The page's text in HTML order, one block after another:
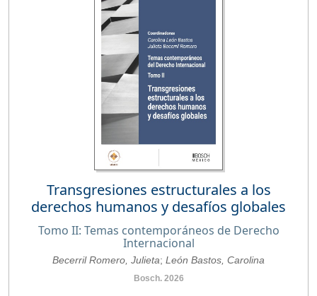
Transgresiones estructurales a los
derechos humanos y desafíos globales
Tomo II: Temas contemporáneos de Derecho
Internacional
Becerril Romero, Julieta; León Bastos, Carolina
Bosch. 2026